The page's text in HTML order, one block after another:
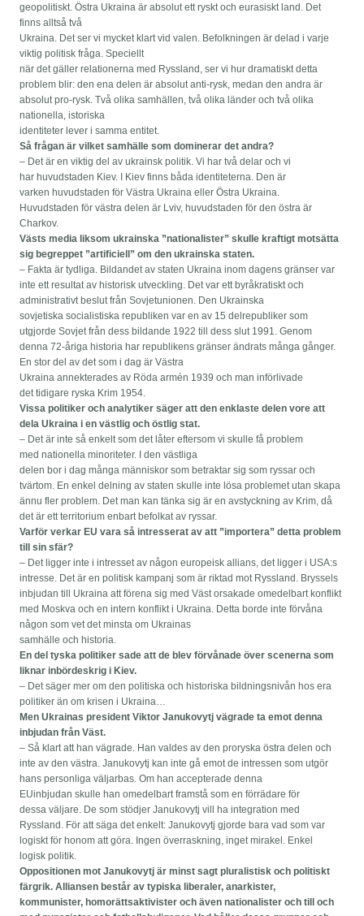
geopolitiskt. Östra Ukraina är absolut ett ryskt och eurasiskt land. Det
finns alltså två
Ukraina. Det ser vi mycket klart vid valen. Befolkningen är delad i varje
viktig politisk fråga. Speciellt
när det gäller relationerna med Ryssland, ser vi hur dramatiskt detta
problem blir: den ena delen är absolut anti-rysk, medan den andra är
absolut pro-rysk. Två olika samhällen, två olika länder och två olika
nationella, istoriska
identiteter lever i samma entitet.
Så frågan är vilket samhälle som dominerar det andra?
– Det är en viktig del av ukrainsk politik. Vi har två delar och vi
har huvudstaden Kiev. I Kiev finns båda identiteterna. Den är
varken huvudstaden för Västra Ukraina eller Östra Ukraina.
Huvudstaden för västra delen är Lviv, huvudstaden för den östra är
Charkov.
Västs media liksom ukrainska ”nationalister” skulle kraftigt motsätta
sig begreppet ”artificiell” om den ukrainska staten.
– Fakta är tydliga. Bildandet av staten Ukraina inom dagens gränser var
inte ett resultat av historisk utveckling. Det var ett byråkratiskt och
administrativt beslut från Sovjetunionen. Den Ukrainska
sovjetiska socialistiska republiken var en av 15 delrepubliker som
utgjorde Sovjet från dess bildande 1922 till dess slut 1991. Genom
denna 72-åriga historia har republikens gränser ändrats många gånger.
En stor del av det som i dag är Västra
Ukraina annekterades av Röda armén 1939 och man införlivade
det tidigare ryska Krim 1954.
Vissa politiker och analytiker säger att den enklaste delen vore att
dela Ukraina i en västlig och östlig stat.
– Det är inte så enkelt som det låter eftersom vi skulle få problem
med nationella minoriteter. I den västliga
delen bor i dag många människor som betraktar sig som ryssar och
tvärtom. En enkel delning av staten skulle inte lösa problemet utan skapa
ännu fler problem. Det man kan tänka sig är en avstyckning av Krim, då
det är ett territorium enbart befolkat av ryssar.
Varför verkar EU vara så intresserat av att ”importera” detta problem
till sin sfär?
– Det ligger inte i intresset av någon europeisk allians, det ligger i USA:s
intresse. Det är en politisk kampanj som är riktad mot Ryssland. Bryssels
inbjudan till Ukraina att förena sig med Väst orsakade omedelbart konflikt
med Moskva och en intern konflikt i Ukraina. Detta borde inte förvåna
någon som vet det minsta om Ukrainas
samhälle och historia.
En del tyska politiker sade att de blev förvånade över scenerna som
liknar inbördeskrig i Kiev.
– Det säger mer om den politiska och historiska bildningsnivån hos era
politiker än om krisen i Ukraina…
Men Ukrainas president Viktor Janukovytj vägrade ta emot denna
inbjudan från Väst.
– Så klart att han vägrade. Han valdes av den proryska östra delen och
inte av den västra. Janukovytj kan inte gå emot de intressen som utgör
hans personliga väljarbas. Om han accepterade denna
EUinbjudan skulle han omedelbart framstå som en förrädare för
dessa väljare. De som stödjer Janukovytj vill ha integration med
Ryssland. För att säga det enkelt: Janukovytj gjorde bara vad som var
logiskt för honom att göra. Ingen överraskning, inget mirakel. Enkel
logisk politik.
Oppositionen mot Janukovytj är minst sagt pluralistisk och politiskt
färgrik. Alliansen består av typiska liberaler,anarkister,
kommunister, homorättsaktivister och även nationalister och till och